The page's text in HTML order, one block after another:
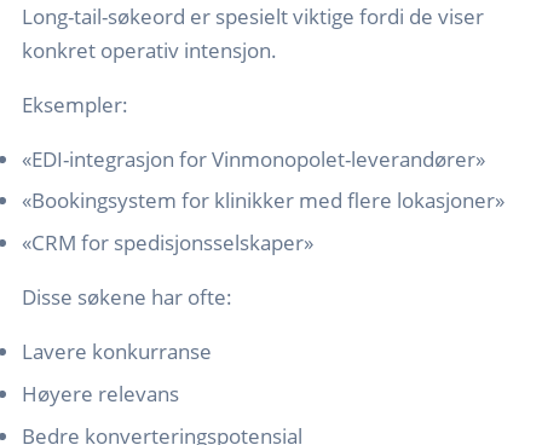
Long-tail-søkeord er spesielt viktige fordi de viser
konkret operativ intensjon.
Eksempler:
«EDI-integrasjon for Vinmonopolet-leverandører»
«Bookingsystem for klinikker med flere lokasjoner»
«CRM for spedisjonsselskaper»
Disse søkene har ofte:
Lavere konkurranse
Høyere relevans
Bedre konverteringspotensial